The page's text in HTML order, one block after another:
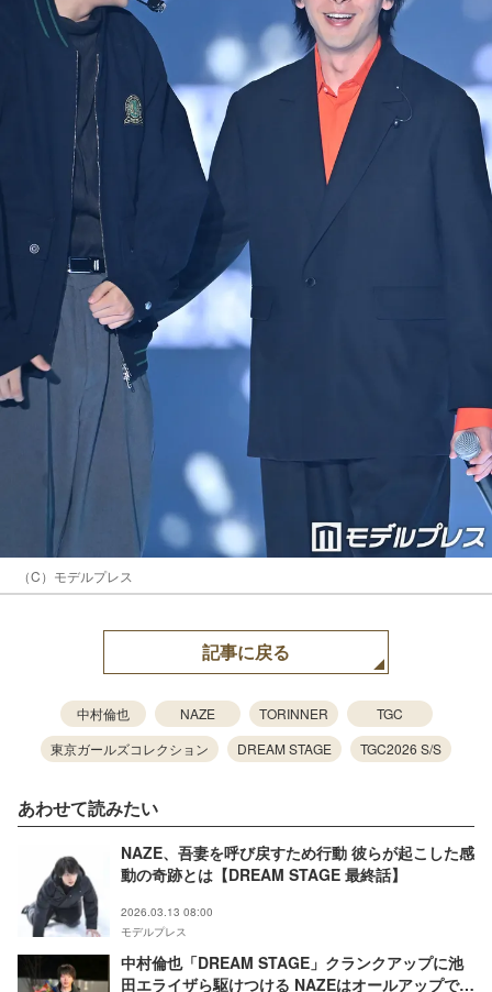
（C）モデルプレス
記事に戻る
中村倫也 NAZE TORINNER
TGC
東京ガールズコレクション
DREAM STAGE TGC2026 S/S
あわせて読みたい
NAZE、吾妻を呼び戻すため行動 彼らが起こした感
動の奇跡とは【DREAM STAGE 最終話】
2026.03.13 08:00
モデルプレス
中村倫也「DREAM STAGE」クランクアップに池
田エライザら駆けつける NAZEはオールアップで涙